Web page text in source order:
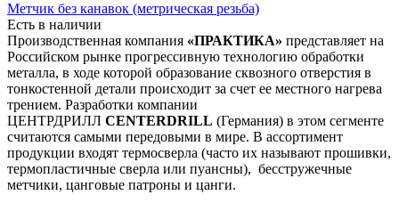
Метчик без канавок (метрическая резьба)
Есть в наличии
Производственная компания «ПРАКТИКА» представляет на
Российском рынке прогрессивную технологию обработки
металла, в ходе которой образование сквозного отверстия в
тонкостенной детали происходит за счет ее местного нагрева
трением. Разработки компании
ЦЕНТРДРИЛЛ CENTERDRILL (Германия) в этом сегменте
считаются самыми передовыми в мире. В ассортимент
продукции входят термосверла (часто их называют прошивки,
термопластичные сверла или пуансны), бесстружечные
метчики, цанговые патроны и цанги.